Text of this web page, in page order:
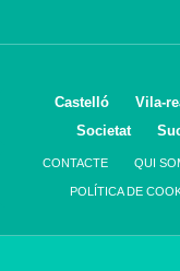
Castelló Vila-
Societat
CONTACTE QUI
POLÍTICA DE